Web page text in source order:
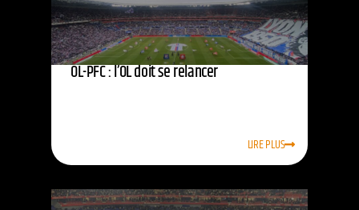
OL-PFC : l’OL doit se relancer
LIRE PLUS